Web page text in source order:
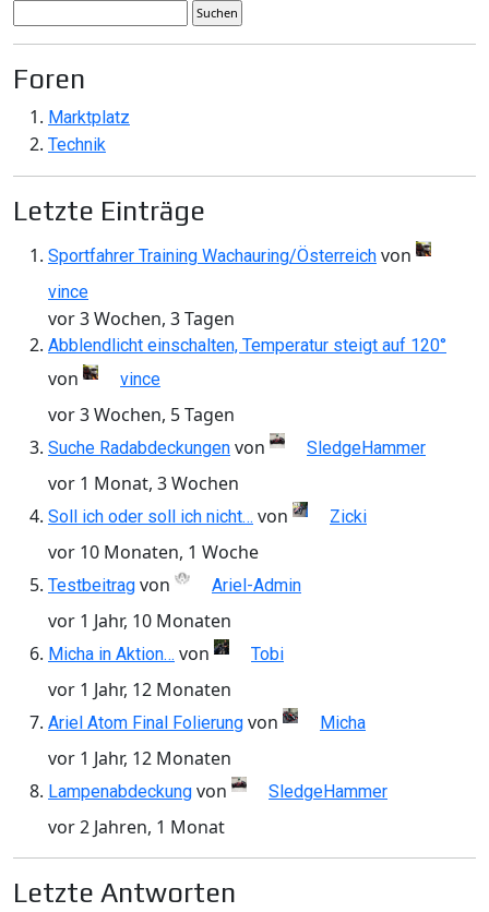
Foren
Marktplatz
Technik
Letzte Einträge
Sportfahrer Training Wachauring/Österreich von
vince
vor 3 Wochen, 3 Tagen
Abblendlicht einschalten, Temperatur steigt auf 120°
von vince
vor 3 Wochen, 5 Tagen
Suche Radabdeckungen von SledgeHammer
vor 1 Monat, 3 Wochen
Soll ich oder soll ich nicht… von Zicki
vor 10 Monaten, 1 Woche
Testbeitrag von Ariel-Admin
vor 1 Jahr, 10 Monaten
Micha in Aktion… von Tobi
vor 1 Jahr, 12 Monaten
Ariel Atom Final Folierung von Micha
vor 1 Jahr, 12 Monaten
Lampenabdeckung von SledgeHammer
vor 2 Jahren, 1 Monat
Letzte Antworten